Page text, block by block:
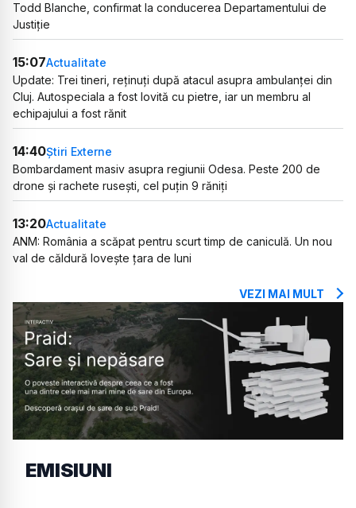
Todd Blanche, confirmat la conducerea Departamentului de
Justiție
15:07Actualitate
Update: Trei tineri, reținuți după atacul asupra ambulanței din
Cluj. Autospeciala a fost lovită cu pietre, iar un membru al
echipajului a fost rănit
14:40Știri Externe
Bombardament masiv asupra regiunii Odesa. Peste 200 de
drone și rachete rusești, cel puțin 9 răniți
13:20Actualitate
ANM: România a scăpat pentru scurt timp de caniculă. Un nou
val de căldură lovește țara de luni
VEZI MAI MULT
EMISIUNI